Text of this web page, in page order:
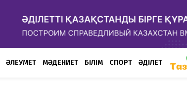
ӘЛЕУМЕТ МӘДЕНИЕТ БІЛІМ СПОРТ ӘДІЛЕТ